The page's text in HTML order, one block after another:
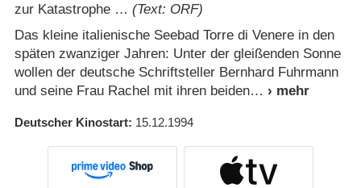
zur Katastrophe … (Text: ORF)
Das kleine italienische Seebad Torre di Venere in den
späten zwanziger Jahren: Unter der gleißenden Sonne
wollen der deutsche Schriftsteller Bernhard Fuhrmann
und seine Frau Rachel mit ihren beiden
Deutscher Kinostart 15.12.1994